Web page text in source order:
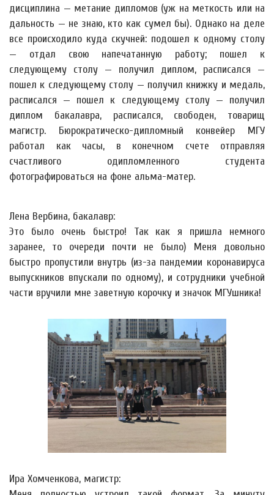
дисциплина — метание дипломов (уж на меткость или на
дальность — не знаю, кто как сумел бы). Однако на деле
все происходило куда скучней: подошел к одному столу
— отдал свою напечатанную работу; пошел к
следующему столу — получил диплом, расписался —
пошел к следующему столу — получил книжку и медаль,
расписался — пошел к следующему столу — получил
диплом бакалавра, расписался, свободен, товарищ
магистр. Бюрократическо-дипломный конвейер МГУ
работал как часы, в конечном счете отправляя
счастливого одипломленного студента
фотографироваться на фоне альма-матер.
Лена Вербина, бакалавр:
Это было очень быстро! Так как я пришла немного
заранее, то очереди почти не было) Меня довольно
быстро пропустили внутрь (из-за пандемии коронавируса
выпускников впускали по одному), и сотрудники учебной
части вручили мне заветную корочку и значок МГУшника!
Ира Хомченкова, магистр: